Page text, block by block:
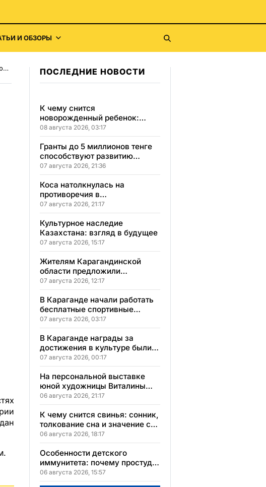
И ОБЗОРЫ
ПОСЛЕДНИЕ НОВОСТИ
К чему снится
новорожденный ребенок:
сонник, толкование и
значение сна
08 августа 2026, 03:17
Гранты до 5 миллионов тенге
способствуют развитию
социального бизнеса в
Карагандинской области
07 августа 2026, 21:36
Коса натолкнулась на
противоречия в
Карагандинской области
07 августа 2026, 21:17
Культурное наследие
Казахстана: взгляд в будущее
07 августа 2026, 15:17
Жителям Карагандинской
области предложили
бесплатное обучение с
гарантией трудоустройства
07 августа 2026, 12:17
В Караганде начали работать
бесплатные спортивные
секции для детей с
инвалидностью
07 августа 2026, 03:17
В Караганде награды за
достижения в культуре были
вручены 5 лауреатам
07 августа 2026, 00:17
На персональной выставке
юной художницы Виталины
представлено 156 работ
06 августа 2026, 21:17
К чему снится свинья: сонник,
толкование сна и значение сна
для вашей жизни
06 августа 2026, 18:17
Особенности детского
иммунитета: почему простуды
у детей протекают иначе и как
правильно им помогать
06 августа 2026, 15:57